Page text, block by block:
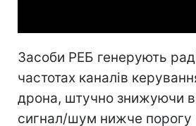
Засоби РЕБ генерують
частотах каналів
дрона, штучно знижуючи
сигнал/шум нижче порогу